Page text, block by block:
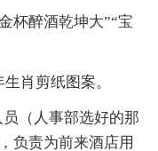
杯醉酒乾坤大”“宝
肖剪纸图案。
（人事部选好的那
负责为前来酒店用